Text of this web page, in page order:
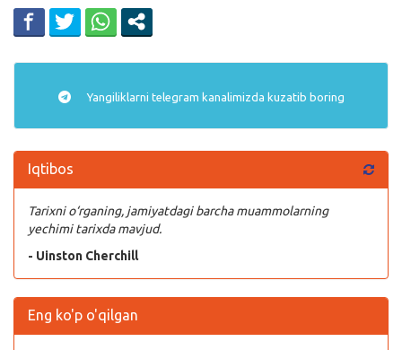
Yangiliklarni telegram kanalimizda kuzatib boring
Iqtibos
Tarixni o‘rganing, jamiyatdagi barcha muammolarning
yechimi tarixda mavjud.
- Uinston Cherchill
Eng ko'p o'qilgan